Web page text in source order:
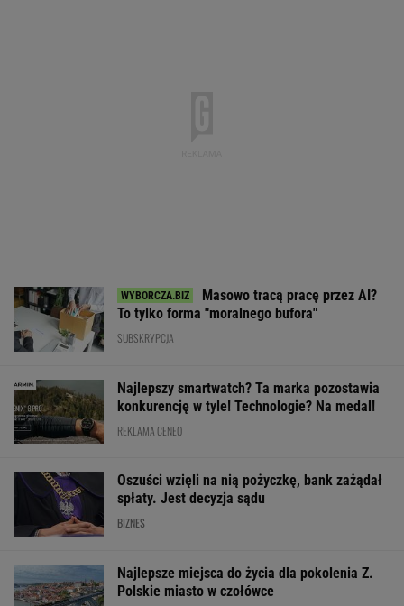
Masowo tracą pracę przez AI?
To tylko forma "moralnego bufora"
SUBSKRYPCJA
Najlepszy smartwatch? Ta marka pozostawia
konkurencję w tyle! Technologie? Na medal!
REKLAMA CENEO
Oszuści wzięli na nią pożyczkę, bank zażądał
spłaty. Jest decyzja sądu
BIZNES
Najlepsze miejsca do życia dla pokolenia Z.
Polskie miasto w czołówce